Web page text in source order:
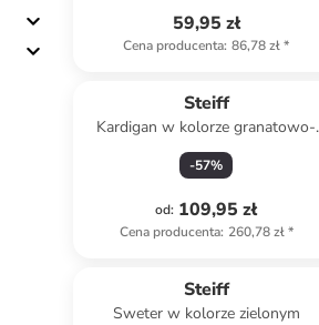
59,95 zł
Cena producenta: 86,78 zł*
Steiff
Kardigan w kolorze granatowo-
czerwonym
-57%
od: 109,95 zł
Cena producenta: 260,78 zł*
Steiff
Sweter w kolorze zielonym